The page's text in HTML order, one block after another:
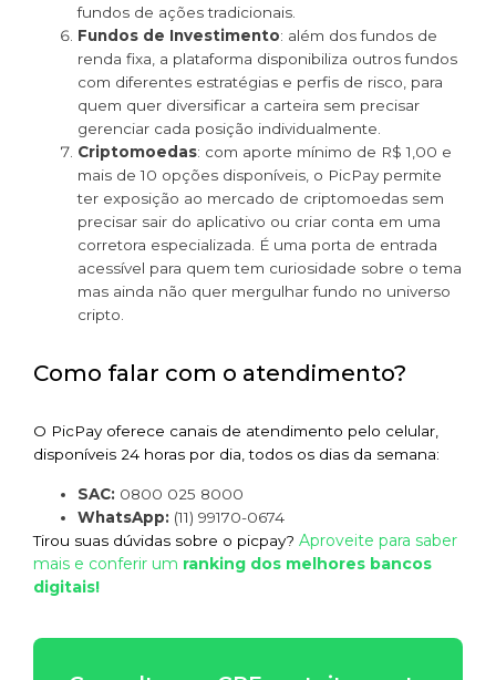
fundos de ações tradicionais.
Fundos de Investimento: além dos fundos de
renda fixa, a plataforma disponibiliza outros fundos
com diferentes estratégias e perfis de risco, para
quem quer diversificar a carteira sem precisar
gerenciar cada posição individualmente.
Criptomoedas: com aporte mínimo de R$ 1,00 e
mais de 10 opções disponíveis, o PicPay permite
ter exposição ao mercado de criptomoedas sem
precisar sair do aplicativo ou criar conta em uma
corretora especializada. É uma porta de entrada
acessível para quem tem curiosidade sobre o tema
mas ainda não quer mergulhar fundo no universo
cripto.
Como falar com o atendimento?
O PicPay oferece canais de atendimento pelo celular,
disponíveis 24 horas por dia, todos os dias da semana:
SAC: 0800 025 8000
WhatsApp: (11) 99170-0674
Tirou suas dúvidas sobre o picpay? Aproveite para saber
mais e conferir um ranking dos melhores bancos
digitais!